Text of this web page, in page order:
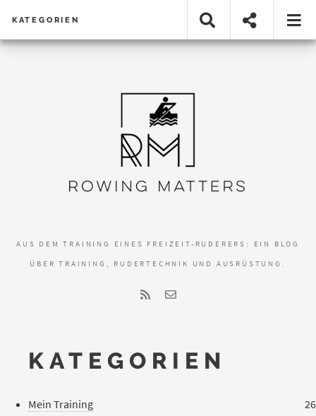
KATEGORIEN
AUS DEM TRAINING EINES FREIZEIT-RUDERERS: EIN BLOG
ÜBER TRAINING, RUDERTECHNIK UND AUSRÜSTUNG.
KATEGORIEN
Mein Training
26